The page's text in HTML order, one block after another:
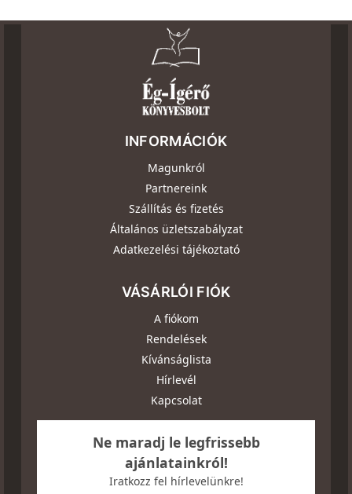
INFORMÁCIÓK
Magunkról
Partnereink
Szállítás és fizetés
Általános üzletszabályzat
Adatkezelési tájékoztató
VÁSÁRLÓI FIÓK
A fiókom
Rendelések
Kívánságlista
Hírlevél
Kapcsolat
Ne maradj le legfrissebb
ajánlatainkról!
Iratkozz fel hírlevelünkre!